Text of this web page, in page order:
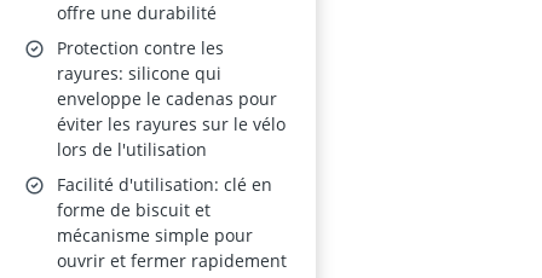
offre une durabilité
Protection contre les
rayures: silicone qui
enveloppe le cadenas pour
éviter les rayures sur le vélo
lors de l'utilisation
Facilité d'utilisation: clé en
forme de biscuit et
mécanisme simple pour
ouvrir et fermer rapidement